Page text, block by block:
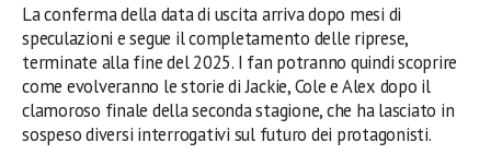
La conferma della data di uscita arriva dopo mesi di
speculazioni e segue il completamento delle riprese,
terminate alla fine del 2025. I fan potranno quindi scoprire
come evolveranno le storie di Jackie, Cole e Alex dopo il
clamoroso finale della seconda stagione, che ha lasciato in
sospeso diversi interrogativi sul futuro dei protagonisti.